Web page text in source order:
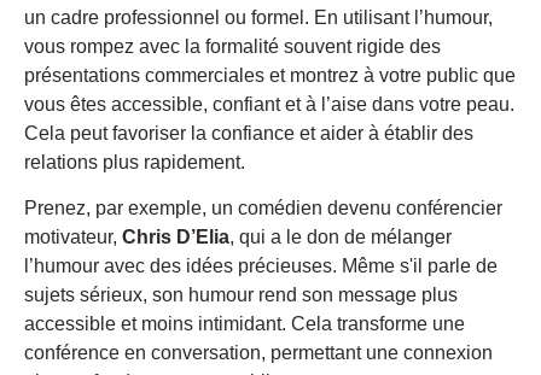
un cadre professionnel ou formel. En utilisant l’humour,
vous rompez avec la formalité souvent rigide des
présentations commerciales et montrez à votre public que
vous êtes accessible, confiant et à l’aise dans votre peau.
Cela peut favoriser la confiance et aider à établir des
relations plus rapidement.
Prenez, par exemple, un comédien devenu conférencier
motivateur, Chris D’Elia, qui a le don de mélanger
l’humour avec des idées précieuses. Même s'il parle de
sujets sérieux, son humour rend son message plus
accessible et moins intimidant. Cela transforme une
conférence en conversation, permettant une connexion